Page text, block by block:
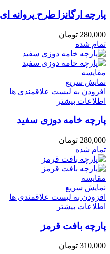
پارچه ارگانزا طرح پروانه ای
280,000 تومان
تمام شده
مقایسه
نمایش سریع
افزودن به لیست علاقمندی ها
اطلاعات بیشتر
پارچه خامه دوزی سفید
280,000 تومان
تمام شده
مقایسه
نمایش سریع
افزودن به لیست علاقمندی ها
اطلاعات بیشتر
پارچه بافت قرمز
310,000 تومان